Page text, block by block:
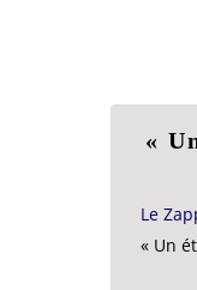
«
Le
« Un